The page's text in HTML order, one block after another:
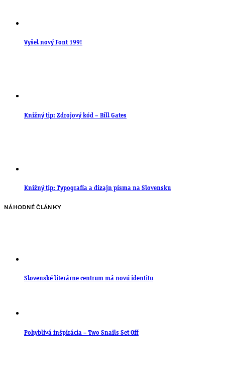
Vyšel nový Font 199!
Knižný tip: Zdrojový kód – Bill Gates
Knižný tip: Typografia a dizajn písma na Slovensku
NÁHODNÉ ČLÁNKY
Slovenské literárne centrum má novú identitu
Pohyblivá inšpirácia – Two Snails Set Off